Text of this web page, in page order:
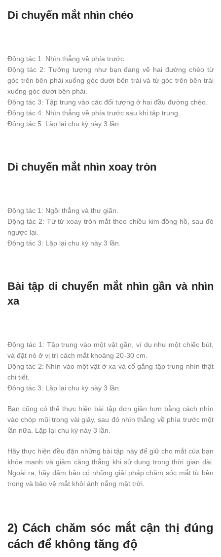
Di chuyển mắt nhìn chéo
Động tác 1: Nhìn thẳng về phía trước.
Động tác 2: Tưởng tượng như bạn đang vẽ hai đường chéo từ
góc trên bên phải xuống góc dưới bên trái và từ góc trên bên trái
xuống góc dưới bên phải.
Động tác 3: Tập trung vào các đối tượng ở hai đầu đường chéo.
Động tác 4: Nhìn thẳng về phía trước sau khi tập trung.
Động tác 5: Lặp lại chu kỳ này 3 lần.
Di chuyển mắt nhìn xoay tròn
Động tác 1: Ngồi thẳng và thư giãn.
Động tác 2: Từ từ xoay tròn mắt theo chiều kim đồng hồ, sau đó
ngược lại.
Động tác 3: Lặp lại chu kỳ này 3 lần.
Bài tập di chuyển mắt nhìn gần và nhìn
xa
Động tác 1: Tập trung vào một vật gần, ví dụ như một chiếc bút,
và đặt nó ở vị trí cách mắt khoảng 20-30 cm.
Động tác 2: Nhìn vào một vật ở xa và cố gắng tập trung nhìn thật
chi tiết.
Động tác 3: Lặp lại chu kỳ này 3 lần.
Bạn cũng có thể thực hiện bài tập đơn giản hơn bằng cách nhìn
vào chóp mũi trong vài giây, sau đó nhìn thẳng về phía trước một
lần nữa. Lặp lại chu kỳ này 3 lần.
Hãy thực hiện đều đặn những bài tập này để giữ cho mắt của bạn
khỏe mạnh và giảm căng thẳng khi sử dụng trong thời gian dài.
Ngoài ra, hãy đảm bảo có những giải pháp chăm sóc mắt từ bên
trong và bảo vệ mắt khỏi ánh nắng mặt trời.
2) Cách chăm sóc mắt cận thị đúng
cách để không tăng độ